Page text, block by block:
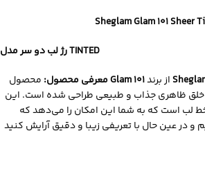
Sheglam Glam 101 Sheer
رژ لب دو سر مدل TINTED
معرفی محصول:Glam 101
ظاهری جذاب و طبیعی طراحی شده است. این
لب است که به شما این امکان را می‌دهد که